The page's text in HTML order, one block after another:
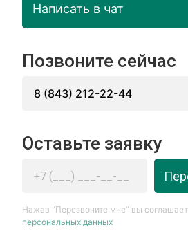
Написать в чат
Позвоните сейчас
8 (843) 212-22-44
Оставьте заявку
Нажав “Перезвоните мне” вы
персональных данных